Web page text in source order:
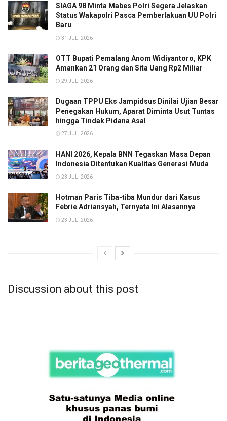
SIAGA 98 Minta Mabes Polri Segera Jelaskan
Status Wakapolri Pasca Pemberlakuan UU Polri
Baru
31 JULI 2026
OTT Bupati Pemalang Anom Widiyantoro, KPK
Amankan 21 Orang dan Sita Uang Rp2 Miliar
29 JULI 2026
Dugaan TPPU Eks Jampidsus Dinilai Ujian Besar
Penegakan Hukum, Aparat Diminta Usut Tuntas
hingga Tindak Pidana Asal
27 JULI 2026
HANI 2026, Kepala BNN Tegaskan Masa Depan
Indonesia Ditentukan Kualitas Generasi Muda
23 JULI 2026
Hotman Paris Tiba-tiba Mundur dari Kasus
Febrie Adriansyah, Ternyata Ini Alasannya
23 JULI 2026
Discussion about this post